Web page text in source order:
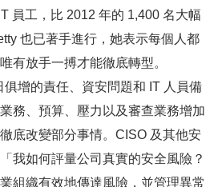
員工，比 2012 年的 1,400 名大幅
也已著手進行，她表示每個人都
有放手一搏才能徹底轉型。
增的責任、資安問題和 IT 人員備
務、預算、壓力以及審查業務增加
底改變部分事情。CISO 及其他安
我如何評量公司真實的安全風險？
組織有效地傳達風險，並管理異常